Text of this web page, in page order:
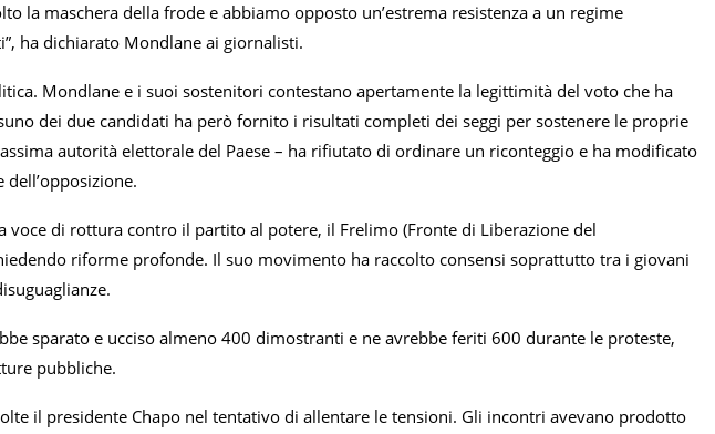
la maschera della frode e abbiamo opposto un’estrema resistenza a un regime
ha dichiarato Mondlane ai giornalisti.
Mondlane e i suoi sostenitori contestano apertamente la legittimità del voto che ha
dei due candidati ha però fornito i risultati completi dei seggi per sostenere le proprie
autorità elettorale del Paese – ha rifiutato di ordinare un riconteggio e ha modificato
di rottura contro il partito al potere, il Frelimo (Fronte di Liberazione del
riforme profonde. Il suo movimento ha raccolto consensi soprattutto tra i giovani
sparato e ucciso almeno 400 dimostranti e ne avrebbe feriti 600 durante le proteste,
pubbliche.
il presidente Chapo nel tentativo di allentare le tensioni. Gli incontri avevano prodotto